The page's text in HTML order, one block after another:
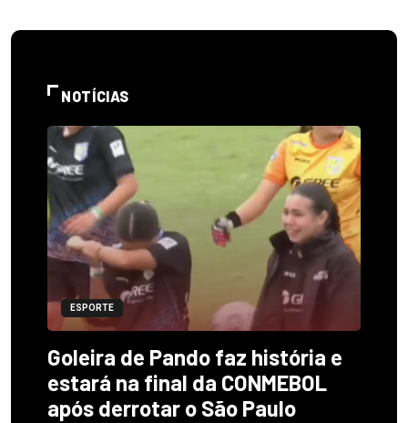
NOTÍCIAS
ESPORTE
Goleira de Pando faz história e
estará na final da CONMEBOL
após derrotar o São Paulo